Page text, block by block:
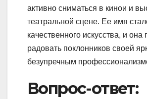
активно сниматься в кинои и
театральной сцене. Ее имя
качественного искусства, и она
радовать поклонников своей
безупречным
Вопрос-ответ: